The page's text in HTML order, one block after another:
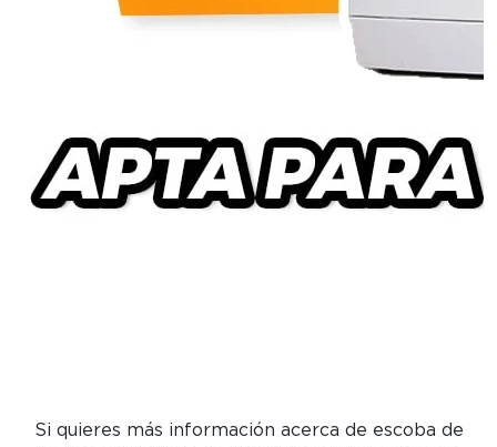
Si quieres más información acerca de escoba de